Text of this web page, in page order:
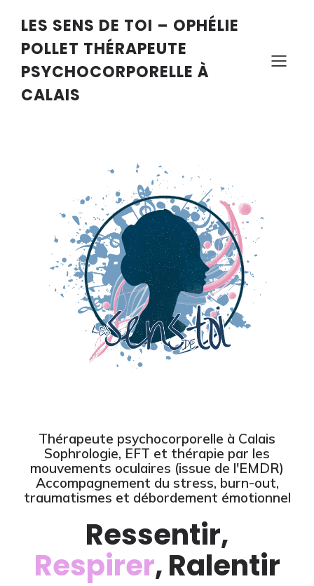
LES SENS DE TOI – OPHÉLIE
POLLET THÉRAPEUTE
PSYCHOCORPORELLE À
CALAIS
Thérapeute psychocorporelle à Calais
Sophrologie, EFT et thérapie par les
mouvements oculaires (issue de l'EMDR)
Accompagnement du stress, burn-out,
traumatismes et débordement émotionnel
Ressentir,
Respirer, Ralentir